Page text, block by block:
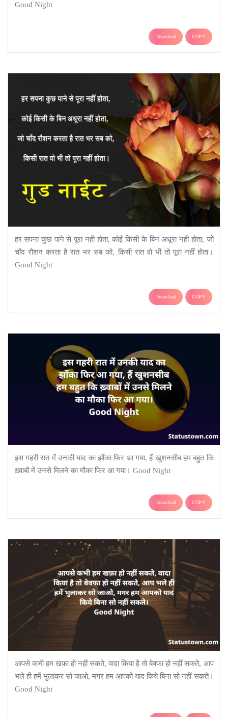
Good Night
Download COPY
हर सपना कुछ पाने से पूरा नहीं होता, कोई किसी के बिन अधूरा नहीं होता, जो
चाँद रौशन करता है रात भर सब को, किसी रात वो भी तो पूरा नहीं होता।
Good Night
Download COPY
इस गहरी रात में उनकी याद का झोंका फिर आ गया, हैं खुशनसीब हम बहुत कि
ख़्वाबों में उनसे मिलने का मौका फिर आ गया। Good Night
Download COPY
आपसे कभी हम खफ़ा हो नहीं सकते, वादा किया है तो बेवफा हो नहीं सकते, आप
भले ही हमें भुलाकर सो जाओ, मगर हम आपको याद किये बिना सो नहीं सकते।
Good Night